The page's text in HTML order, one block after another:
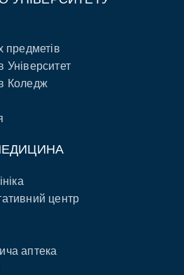
предметів
Коледж
центр
аптека